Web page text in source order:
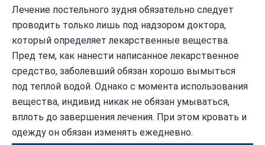
Лечение постельного зудня обязательно следует
проводить только лишь под надзором доктора,
который определяет лекарственные вещества.
Пред тем, как нанести написанное лекарственное
средство, заболевший обязан хорошо вымыться
под теплой водой. Однако с момента использования
вещества, индивид никак не обязан умываться,
вплоть до завершения лечения. При этом кровать и
одежду он обязан изменять ежедневно.